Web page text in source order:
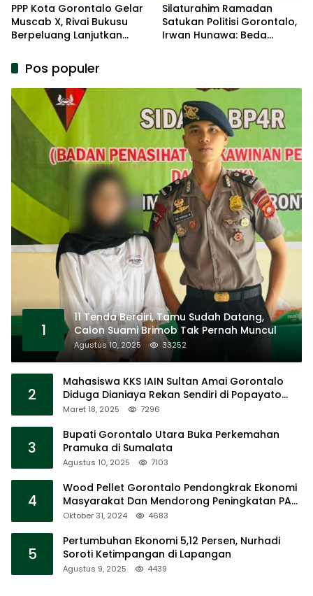
PPP Kota Gorontalo Gelar
Muscab X, Rivai Bukusu
Berpeluang Lanjutkan
Silaturahim Ramadan
Satukan Politisi Gorontalo,
Irwan Hunawa: Beda
Pos populer
1
11 Tenda Berdiri, Tamu Sudah Datang,
Calon Suami Brimob Tak Pernah Muncul
Agustus 10, 2025 33252
2
Mahasiswa KKS IAIN Sultan Amai Gorontalo
Diduga Dianiaya Rekan Sendiri di Popayato
Barat
Maret 18, 2025 7296
3
Bupati Gorontalo Utara Buka Perkemahan
Pramuka di Sumalata
Agustus 10, 2025 7103
4
Wood Pellet Gorontalo Pendongkrak Ekonomi
Masyarakat Dan Mendorong Peningkatan PAD
Gorontalo
Oktober 31, 2024 4683
5
Pertumbuhan Ekonomi 5,12 Persen, Nurhadi
Soroti Ketimpangan di Lapangan
Agustus 9, 2025 4439